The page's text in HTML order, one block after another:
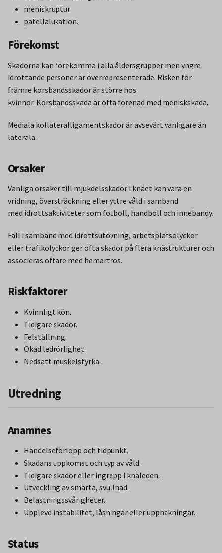
meniskruptur
patellaluxation.
Förekomst
Skadorna kan förekomma i alla åldersgrupper men yngre
idrottande personer är överrepresenterade. Risken för
främre korsbandsskador är större hos
kvinnor. Korsbandsskada är ofta förenad med meniskskada.
Mediala kollateralligamentskador är avsevärt vanligare än
laterala.
Orsaker
Vanliga orsaker till mjukdelsskador i knäet kan vara en
vridning, översträckning eller yttre våld i samband
med idrottsaktiviteter som fotboll, handboll och innebandy.
Fall i samband med idrottsutövning, arbetsplatsolyckor
eller trafikolyckor ger ofta skador på flera knästrukturer och
associeras oftare med hemartros.
Riskfaktorer
Kvinnligt kön.
Tidigare skador.
Felställning.
Ökad ledrörlighet.
Nedsatt muskelstyrka.
Utredning
Anamnes
Händelseförlopp och tidpunkt.
Skadans uppkomst och typ av våld.
Tidigare skador eller ingrepp i knäleden.
Utveckling av smärta, svullnad.
Belastningssvårigheter.
Upplevd instabilitet, låsningar eller upphakningar.
Status